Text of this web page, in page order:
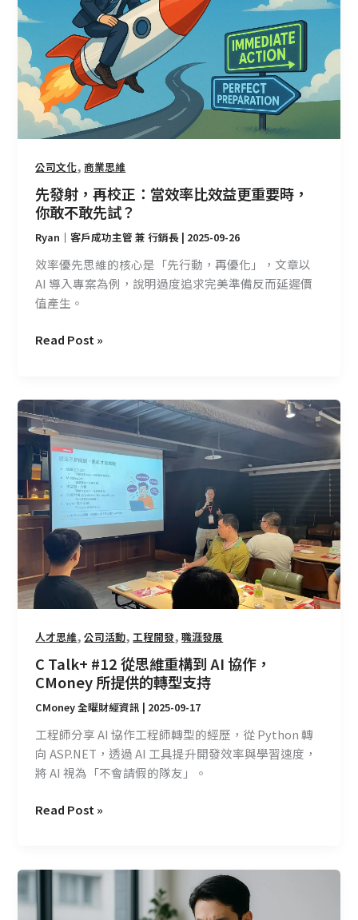
公司文化,商業思維
先發射，再校正：當效率比效益更重要時，
你敢不敢先試？
Ryan｜客戶成功主管 兼 行銷長 | 2025-09-26
效率優先思維的核心是「先行動，再優化」，文章以
AI 導入專案為例，說明過度追求完美準備反而延遲價
值產生。
正：
當
效
率
比
效
益
更
要
時，
你
敢
不
敢
試？
Read Post »
人才思維,公司活動, 工程開發,職涯發展
C Talk+ #12 從思維重構到 AI 協作，
CMoney 所提供的轉型支持
CMoney 全曜財經資訊 | 2025-09-17
工程師分享 AI 協作工程師轉型的經歷，從 Python 轉
向 ASP.NET，透過 AI 工具提升開發效率與學習速度，
將 AI 視為「不會請假的隊友」。
C
Talk+
#12
從
思
維
重
構
到
AI
CMoney
所
提
的
轉
型
支
Read Post »
CMoney